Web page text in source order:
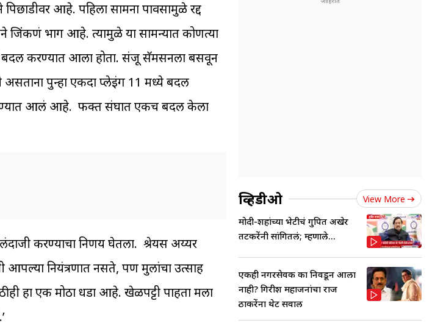
पिछाडीवर आहे. पहिला सामना पावसामुळे रद्द
जिंकणं भाग आहे. त्यामुळे या सामन्यात कोणत्या
बदल करण्यात आला होता. संजू सॅमसनला बसवून
असताना पुन्हा एकदा प्लेइंग 11 मध्ये बदल
आलं आहे. फक्त संघात एकच बदल केला
करण्याचा निर्णय घेतला. श्रेयस अय्यर
आपल्या नियंत्रणात नसते, पण मुलांचा उत्साह
हा एक मोठा धडा आहे. खेळपट्टी पाहता मला
व्हिडीओ View More
मोदी-शहांच्या भेटीचं गुपित अखेर
तटकरेंनी सांगितलं; म्हणाले...
एकही नगरसेवक का निवडून आला
नाही? गिरीश महाजनांचा राज
ठाकरेंना थेट सवाल